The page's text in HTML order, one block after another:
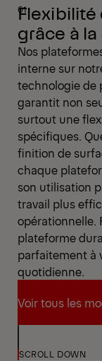
Flexibilité
grâce à
Nos
interne sur
technologie de
garantit non
surtout une
spécifiques.
finition de
chaque
son utilisation
travail plus
opérationnelle.
plateforme
parfaitement à
quotidienne.
Voir tous les
Voir tous les
SCROLL DOWN